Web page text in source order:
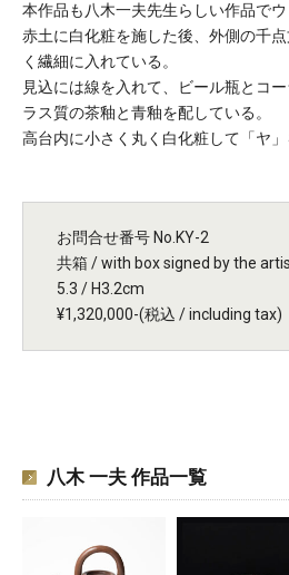
本作品も八木一夫先生らしい作品でウ
赤土に白化粧を施した後、外側の千
く繊細に入れている。
見込には線を入れて、ビール瓶とコ
ラス質の茶釉と青釉を配している。
高台内に小さく丸く白化粧して「ヤ」
お問合せ番号 No.KY-2
共箱 / with box signed by the
5.3 / H3.2cm
¥1,320,000-(税込 / including tax)
八木 一夫 作品一覧